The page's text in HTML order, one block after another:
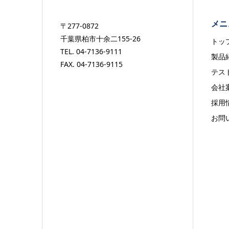
〒277-0872
千葉県柏市十余二155-26
TEL. 04-7136-9111
FAX. 04-7136-9115
メ
トッ
製品
テス
会社
採用
お問